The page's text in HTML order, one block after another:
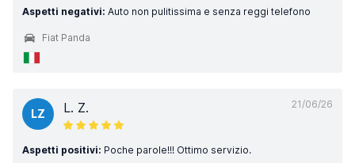
Aspetti negativi: Auto non pulitissima e senza reggi telefono
Fiat Panda
21/06/26
LZ L. Z.
Aspetti positivi: Poche parole!!! Ottimo servizio.